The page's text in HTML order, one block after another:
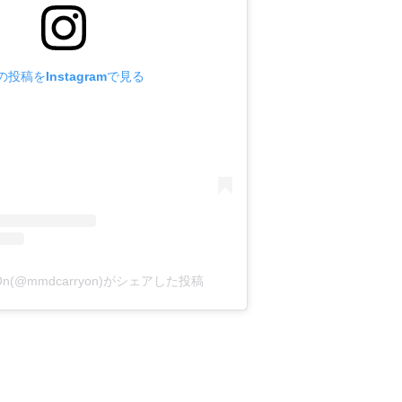
投稿をInstagramで見る
がシェアした投稿